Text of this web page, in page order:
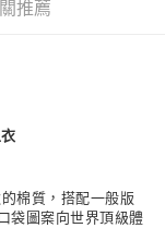
推薦
棉質，搭配一般版
袋圖案向世界頂級體